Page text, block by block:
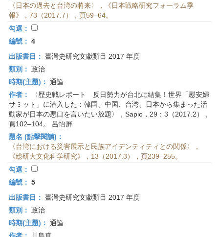
〈日本の過去と台湾の將来〉，《日本戦略研究フォーラム季
報》，73（2017.7），頁59–64。
勾選：
編號： 4
出版書目： 臺灣史研究文獻類目 2017 年度
類別： 政治
時期(主題)： 通論
作者：
〈歴史戦レポート 反日勢力が台北に結集！世界「慰安婦
サミット」に潜入した：韓国、中国、台湾、日本から集まった活
動家が日本の悪口を言いたい放題〉，Sapio，29：3（2017.2），
頁102–104。 呂怡屏
題名 (點擊閱讀)：
〈台湾における災害展示と民族アイデンティティとの関係〉，
《総研大文化科学研究》，13（2017.3），頁239–255。
勾選：
編號： 5
出版書目： 臺灣史研究文獻類目 2017 年度
類別： 政治
時期(主題)： 通論